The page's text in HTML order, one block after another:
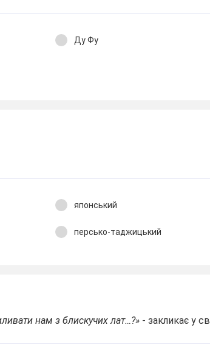
Ду Фу
японський
персько-таджицький
нам з блискучих лат…?» - закликає у